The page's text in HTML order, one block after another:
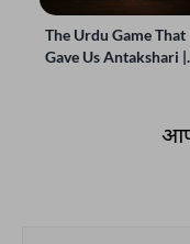
The Urdu Game That
Gave Us Antakshari |